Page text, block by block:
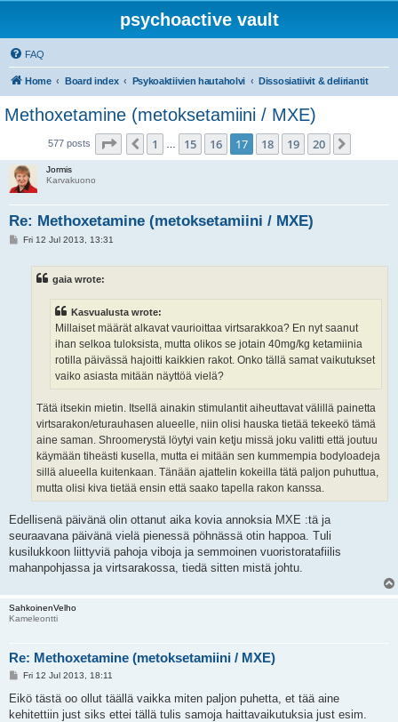
psychoactive vault
FAQ
Home Board index Psykoaktiivien hautaholvi Dissosiatiivit & deliriantit
Methoxetamine (metoksetamiini / MXE)
577 posts Page 17 of 20
Previous
1 15 16 17 18 19 20
Jormis
Karvakuono
Re: Methoxetamine (metoksetamiini / MXE)
PFri 12 Jul 2013, 13:31
gaia wrote:
Kasvualusta wrote:
Millaiset määrät alkavat vaurioittaa virtsarakkoa? En nyt saanut
ihan selkoa tuloksista, mutta olikos se jotain 40mg/kg ketamiinia
rotilla päivässä hajoitti kaikkien rakot. Onko tällä samat vaikutukset
vaiko asiasta mitään näyttöä vielä?
Tätä itsekin mietin. Itsellä ainakin stimulantit aiheuttavat välillä painetta
virtsarakon/eturauhasen alueelle, niin olisi hauska tietää tekeekö tämä
aine saman. Shroomerystä löytyi vain ketju missä joku valitti että joutuu
käymään tiheästi kusella, mutta ei mitään sen kummempia bodyloadeja
sillä alueella kuitenkaan. Tänään ajattelin kokeilla tätä paljon puhuttua,
mutta olisi kiva tietää ensin että saako tapella rakon kanssa.
Edellisenä päivänä olin ottanut aika kovia annoksia MXE :tä ja
seuraavana päivänä vielä pienessä pöhnässä otin happoa. Tuli
kusilukkoon liittyviä pahoja viboja ja semmoinen vuoristoratafiilis
mahanpohjassa ja virtsarakossa, tiedä sitten mistä johtu.
SahkoinenVelho
Kameleontti
Re: Methoxetamine (metoksetamiini / MXE)
P
s
Fri 12 Jul 2013, 18:11
Eikö tästä oo ollut täällä vaikka miten paljon puhetta, et tää aine
kehitettiin just siks ettei tällä tulis samoja haittavaikutuksia just esim.